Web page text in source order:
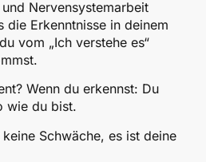
Nervensystemarbeit
die Erkenntnisse in deinem
vom „Ich verstehe es“
Wenn du erkennst: Du
wie du bist.
Schwäche, es ist deine